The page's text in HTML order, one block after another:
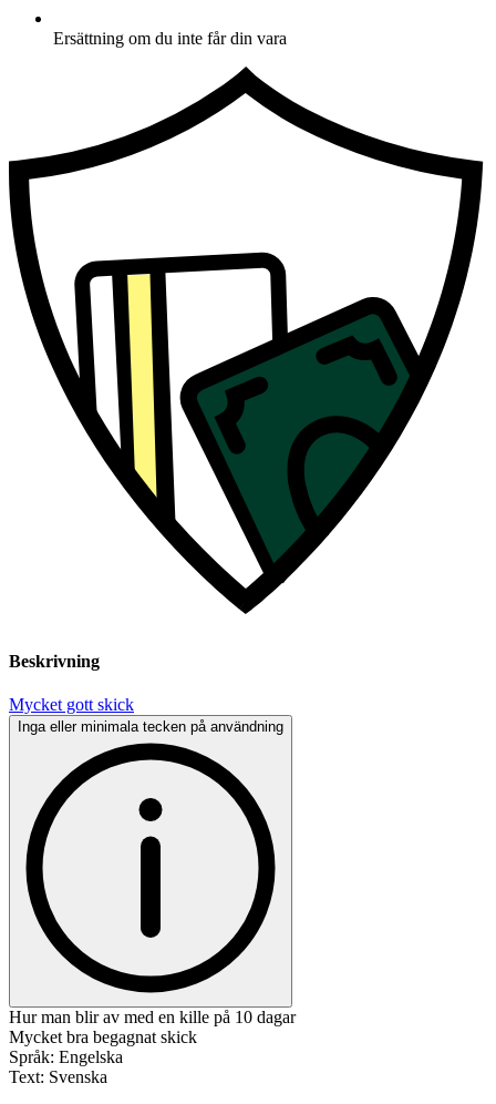
Ersättning om du inte får din vara
Beskrivning
Mycket gott skick
Inga eller minimala tecken på användning
Hur man blir av med en kille på 10 dagar
Mycket bra begagnat skick
Språk: Engelska
Text: Svenska